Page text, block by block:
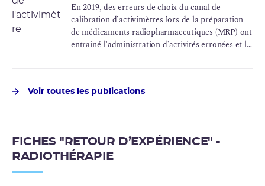
En 2019, des erreurs de choix du canal de
calibration d’activimètres lors de la préparation
de médicaments radiopharmaceutiques (MRP) ont
entrainé l’administration d’activités erronées et la
prévenir ce type d’erreurs responsables d’erreurs
Voir toutes les publications
FICHES "RETOUR D’EXPÉRIENCE" -
RADIOTHÉRAPIE